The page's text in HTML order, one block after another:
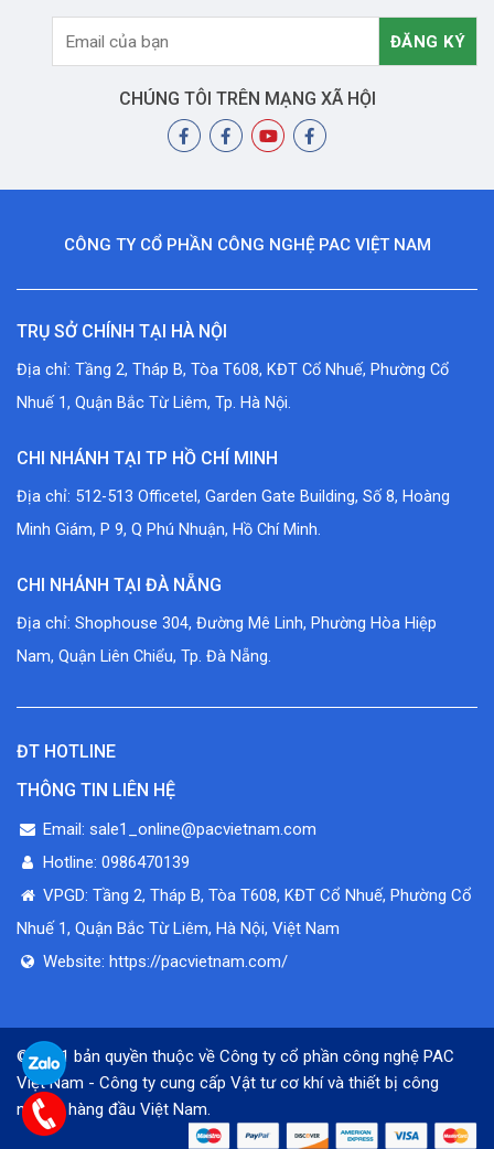
CHÚNG TÔI TRÊN MẠNG XÃ HỘI
CÔNG TY CỔ PHẦN CÔNG NGHỆ PAC VIỆT NAM
TRỤ SỞ CHÍNH TẠI HÀ NỘI
Địa chỉ: Tầng 2, Tháp B, Tòa T608, KĐT Cổ Nhuế, Phường Cổ
Nhuế 1, Quận Bắc Từ Liêm, Tp. Hà Nội.
CHI NHÁNH TẠI TP HỒ CHÍ MINH
Địa chỉ: 512-513 Officetel, Garden Gate Building, Số 8, Hoàng
Minh Giám, P 9, Q Phú Nhuận, Hồ Chí Minh.
CHI NHÁNH TẠI ĐÀ NẴNG
Địa chỉ: Shophouse 304, Đường Mê Linh, Phường Hòa Hiệp
Nam, Quận Liên Chiểu, Tp. Đà Nẵng.
ĐT HOTLINE
THÔNG TIN LIÊN HỆ
Email: sale1_online@pacvietnam.com
Hotline: 0986470139
VPGD: Tầng 2, Tháp B, Tòa T608, KĐT Cổ Nhuế, Phường Cổ
Nhuế 1, Quận Bắc Từ Liêm, Hà Nội, Việt Nam
Website: https://pacvietnam.com/
© 2021 bản quyền thuộc về Công ty cổ phần công nghệ PAC
Việt Nam - Công ty cung cấp Vật tư cơ khí và thiết bị công
nghiệp hàng đầu Việt Nam.